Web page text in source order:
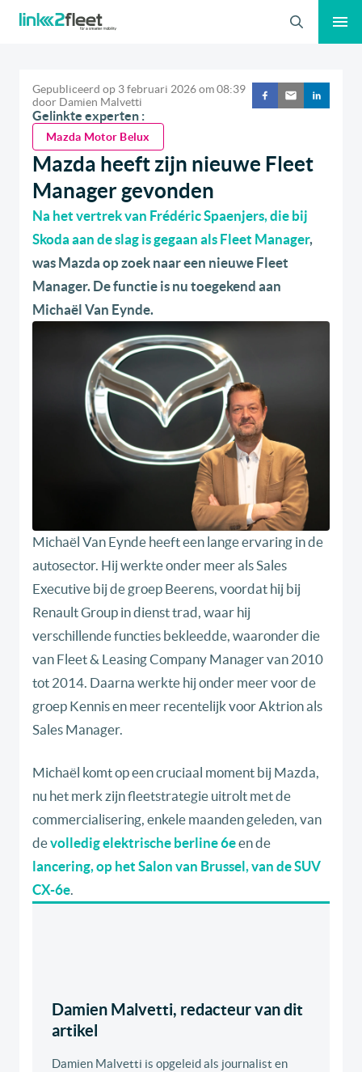
Zoeken
Gepubliceerd op 3 februari 2026om08:39
door Damien Malvetti
Gelinkte experten :
Mazda Motor Belux
Mazda heeft zijn nieuwe Fleet
Manager gevonden
Na het vertrek van Frédéric Spaenjers, die bij
Skoda aan de slag is gegaan als Fleet Manager,
was Mazda op zoek naar een nieuwe Fleet
Manager. De functie is nu toegekend aan
Michaël Van Eynde.
Michaël Van Eynde heeft een lange ervaring in de
autosector. Hij werkte onder meer als Sales
Executive bij de groep Beerens, voordat hij bij
Renault Group in dienst trad, waar hij
verschillende functies bekleedde, waaronder die
van Fleet & Leasing Company Manager van 2010
tot 2014. Daarna werkte hij onder meer voor de
groep Kennis en meer recentelijk voor Aktrion als
Sales Manager.
Michaël komt op een cruciaal moment bij Mazda,
nu het merk zijn fleetstrategie uitrolt met de
commercialisering, enkele maanden geleden, van
devolledig elektrische berline 6een de
lancering, op het Salon van Brussel, van de SUV
CX-6e.
Damien Malvetti, redacteur van dit
artikel
Damien Malvetti is opgeleid als journalist en